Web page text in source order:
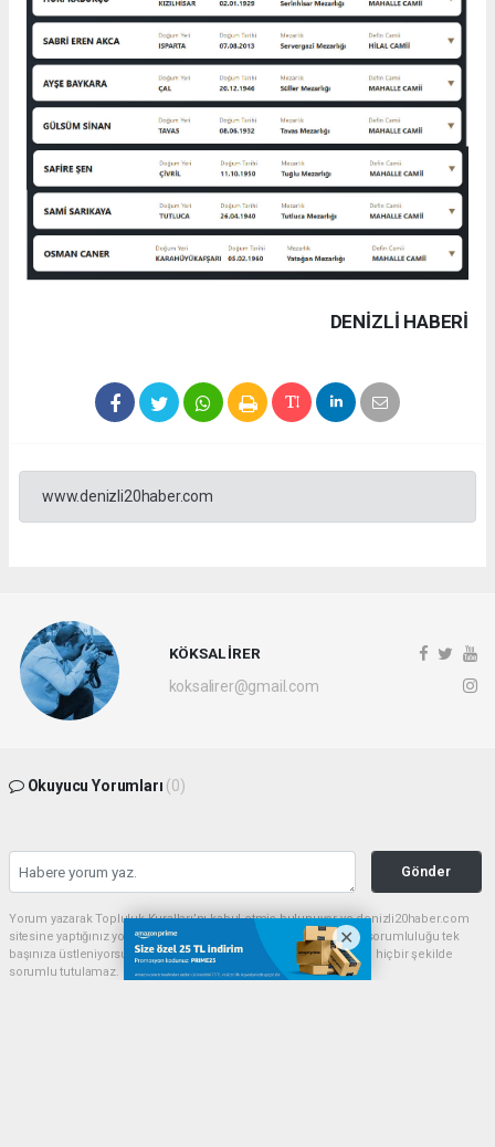
DENIZLI HABERİ
www.denizli20haber.com
KÖKSAL İRER
koksalirer@gmail.com
Okuyucu Yorumları (0)
Gönder
Yorum yazarak Topluluk Kuralları’nı kabul etmiş bulunuyor ve denizli20haber.com
sitesine yaptığınız yorumunuzla ilgili doğrudan veya dolaylı tüm sorumluluğu tek
başınıza üstleniyorsunuz. Yazılan tüm yorumlardan site yönetimi hiçbir şekilde
sorumlu tutulamaz.